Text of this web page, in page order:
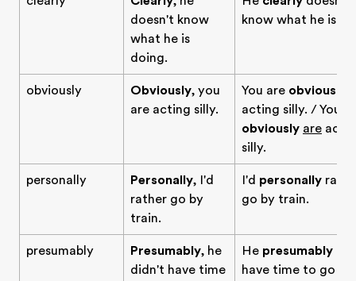
doesn't know
what he is
doing.
know what he is
obviously Obviously, you
are acting silly.
You are obviously
acting silly. / You
obviously are
silly.
personally Personally, I'd
rather go by
train.
I'd personally
go by train.
presumably Presumably, he
didn't have time
He presumably
have time to go to